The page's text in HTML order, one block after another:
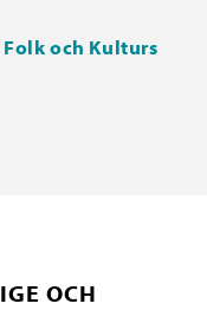
Folk och Kulturs
OCH